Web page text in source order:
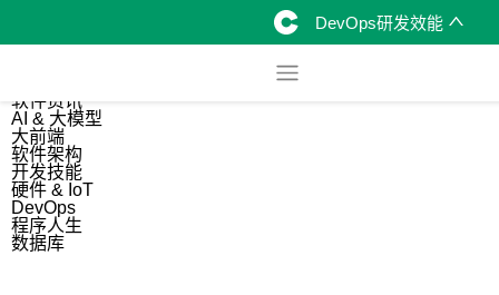
DevOps研发效能
软件资讯
AI & 大模型
大前端
软件架构
开发技能
硬件 & IoT
DevOps
程序人生
数据库